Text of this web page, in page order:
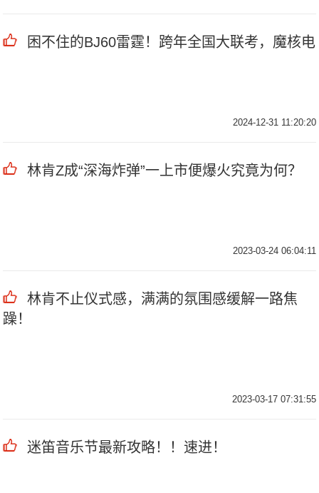
困不住的BJ60雷霆！跨年全国大联考，魔核电
2024-12-31 11:20:20
林肯Z成“深海炸弹”一上市便爆火究竟为何？
2023-03-24 06:04:11
林肯不止仪式感，满满的氛围感缓解一路焦
躁！
2023-03-17 07:31:55
迷笛音乐节最新攻略！！速进！